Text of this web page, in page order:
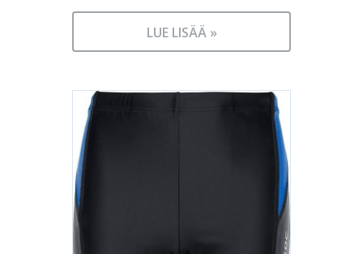
LUE LISÄÄ »